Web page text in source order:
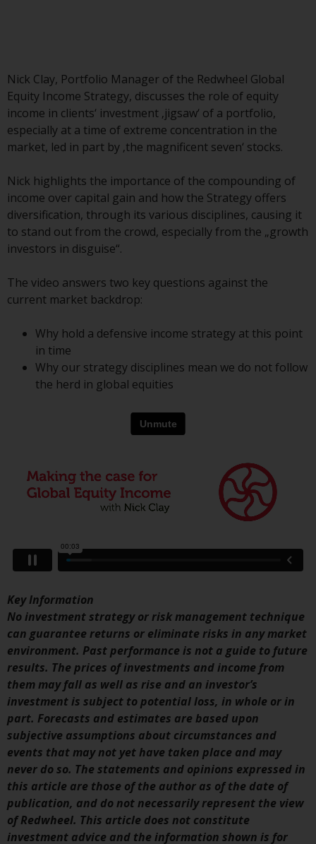
Fondsverwaltungsgesellschaft
lizenziert ist; Redwheel Australia
Pty Ltd ist ein australischer
Finanzdienstleistungslizenznehmer
bei der Australian Securities and
Investment Commission; und
Redwheel Europe
Fondsmæglerselskab A/S, die von
der dänischen
Finanzaufsichtsbehörde reguliert
wird.
Durch den Zugriff auf diese
Website erklären Sie, dass Sie die
folgenden
Geschäftsbedingungen, wie sie
von RWC Partners Limited („RWC“)
herausgegeben wurden, gelesen
und anerkannt haben und damit
einverstanden sind. Diese
Website kann Werbung
Zugang unterliegt lokalen
Beschränkungen
Obwohl Sie ein Land ausgewählt
haben, richtet sich diese Website
Gerichtsbarkeit und Sie betreten
eine globale Website. Auf dieser
Website erwähnte Produkte oder
Dienstleistungen unterliegen
gesetzlichen und behördlichen
Anforderungen und sind
möglicherweise nicht in allen
Gerichtsbarkeiten verfügbar. Auf
dieser Website erwähnte
Produkte oder Dienstleistungen
werden auf der Grundlage
bestimmter Registrierungen in
relevanten Gerichtsbarkeiten
gemäß den Europäischen
Richtlinien zur Koordinierung von
Nick Clay, Portfolio Manager of the Redwheel Global
Equity Income Strategy, discusses the role of equity
income in clients‘ investment ‚jigsaw‘ of a portfolio,
especially at a time of extreme concentration in the
market, led in part by ‚the magnificent seven‘ stocks.
Nick highlights the importance of the compounding of
income over capital gain and how the Strategy offers
diversification, through its various disciplines, causing it
to stand out from the crowd, especially from the „growth
investors in disguise“.
The video answers two key questions against the
current market backdrop:
Why hold a defensive income strategy at this point
in time
Why our strategy disciplines mean we do not follow
the herd in global equities
Key Information
No investment strategy or risk management technique
can guarantee returns or eliminate risks in any market
environment. Past performance is not a guide to future
results. The prices of investments and income from
them may fall as well as rise and an investor’s
investment is subject to potential loss, in whole or in
part. Forecasts and estimates are based upon
subjective assumptions about circumstances and
events that may not yet have taken place and may
never do so. The statements and opinions expressed in
this article are those of the author as of the date of
publication, and do not necessarily represent the view
of Redwheel. This article does not constitute
investment advice and the information shown is for